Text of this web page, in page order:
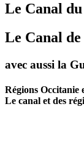
Le Canal
Le Canal
avec aussi la
Régions Occitanie
Le canal et des